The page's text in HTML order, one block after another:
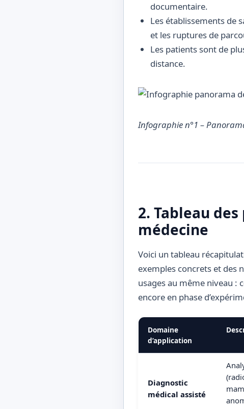
documentaire.
Les établissements de
et les ruptures de
Les patients sont de
distance.
Infographie n°1 –
2. Tableau
médecine
Voici un tableau
exemples concrets et des
usages au même niveau :
encore en phase
Domaine
d’application
Diagnostic
médical assisté